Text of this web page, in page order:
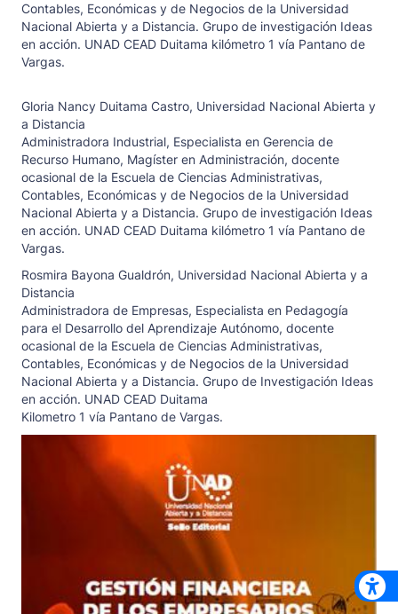
Contables, Económicas y de Negocios de la Universidad
Nacional Abierta y a Distancia. Grupo de investigación Ideas
en acción. UNAD CEAD Duitama kilómetro 1 vía Pantano de
Vargas.
Gloria Nancy Duitama Castro, Universidad Nacional Abierta y
a Distancia
Administradora Industrial, Especialista en Gerencia de
Recurso Humano, Magíster en Administración, docente
ocasional de la Escuela de Ciencias Administrativas,
Contables, Económicas y de Negocios de la Universidad
Nacional Abierta y a Distancia. Grupo de investigación Ideas
en acción. UNAD CEAD Duitama kilómetro 1 vía Pantano de
Vargas.
Rosmira Bayona Gualdrón, Universidad Nacional Abierta y a
Distancia
Administradora de Empresas, Especialista en Pedagogía
para el Desarrollo del Aprendizaje Autónomo, docente
ocasional de la Escuela de Ciencias Administrativas,
Contables, Económicas y de Negocios de la Universidad
Nacional Abierta y a Distancia. Grupo de Investigación Ideas
en acción. UNAD CEAD Duitama
Kilometro 1 vía Pantano de Vargas.